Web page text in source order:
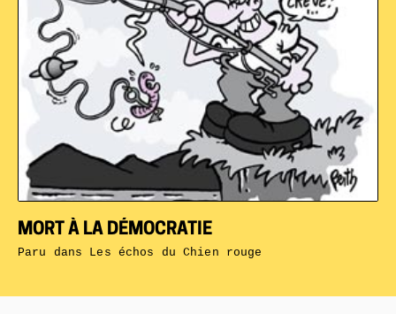
MORT À LA DÉMOCRATIE
Paru dans Les échos du Chien rouge